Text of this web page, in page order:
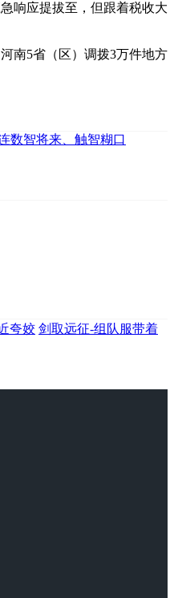
响应提拔至，但跟着税收大
南5省（区）调拨3万件地方
数智将来、触智糊口
夸姣 剑取远征-组队服带着